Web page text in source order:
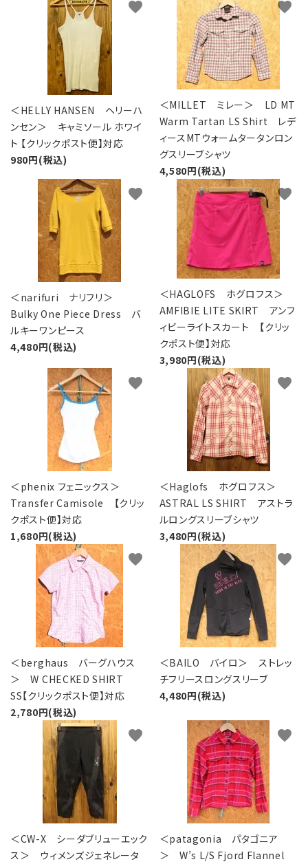
＜HELLY HANSEN ヘリーハ
ンセン＞ キャミソール ホワイ
ト 【クリックポスト便】対応
980円(税込)
favorite
＜MILLET ミレー＞ LD MT
Warm Tartan LS Shirt レデ
ィースMTウォームタータンロン
グスリーブシャツ
4,580円(税込)
favorite
＜narifuri ナリフリ＞
Bulky One Piece Dress バ
ルキーワンピース
4,480円(税込)
favorite
＜HAGLOFS ホグロフス＞
AMFIBIE LITE SKIRT アンフ
ィビーライトスカート 【クリッ
クポスト便】対応
3,980円(税込)
favorite
＜phenix フェニックス＞
Transfer Camisole 【クリッ
クポスト便】対応
1,680円(税込)
favorite
＜Haglofs ホグロフス＞
ASTRAL LS SHIRT アストラ
ルロングスリーブシャツ
3,480円(税込)
favorite
＜berghaus バーグハウス
＞ W CHECKED SHIRT
SS【クリックポスト便】対応
2,780円(税込)
favorite
＜BAILO バイロ＞ ストレッ
チフリースロングスリーブ
4,480円(税込)
favorite
＜CW-X シーダブリューエック
ス＞ ウィメンズジェネレータ
favorite
＜patagonia パタゴニア
＞ W’s L/S Fjord Flannel
favorite